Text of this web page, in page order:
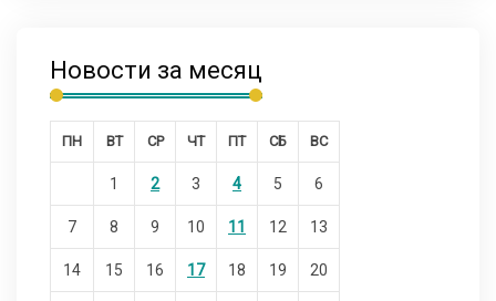
Новости за месяц
ПН ВТ СР ЧТ ПТ СБ ВС
1 2 3 4 5 6
7 8 9 10 11 12 13
14 15 16 17 18 19 20